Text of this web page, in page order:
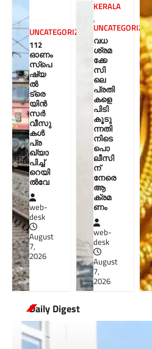
UNCATEGORIZED
112
ഓണം
സ്പെ
ഷ്യ
ൽ
ട്രെ
യിൻ
സർ
വീസു
കൾ
പ്ര
ഖ്യാ
പിച്ച്
റെയി
ൽവേ
web-
desk
August
7,
2026
KERALA
,
UNCATEGORIZED
വധ
ശ്രമ
ക്കേ
സി
ലെ
പ്രതി
കളെ
പിടി
കൂടു
ന്നതി
നിടെ
പൊ
ലീസി
ന്
നേരെ
ആ
ക്രമ
ണം
web-
desk
August
7,
2026
Daily Digest